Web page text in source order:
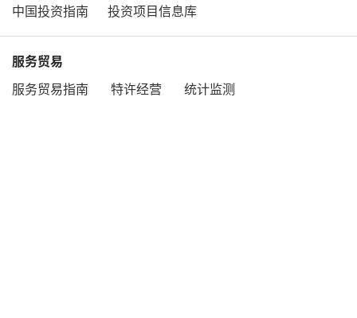
中国投资指南
投资项目信息库
服务贸易
服务贸易指南
特许经营 统计监测